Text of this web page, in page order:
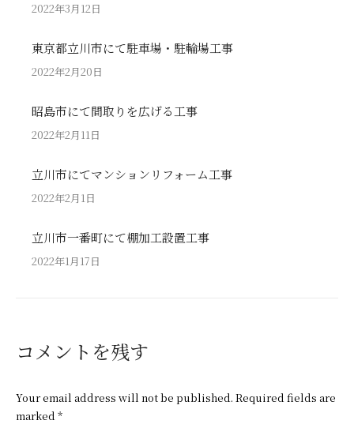
2022年3月12日
東京都立川市にて駐車場・駐輪場工事
2022年2月20日
昭島市にて間取りを広げる工事
2022年2月11日
立川市にてマンションリフォーム工事
2022年2月1日
立川市一番町にて棚加工設置工事
2022年1月17日
コメントを残す
Your email address will not be published. Required fields are
marked*